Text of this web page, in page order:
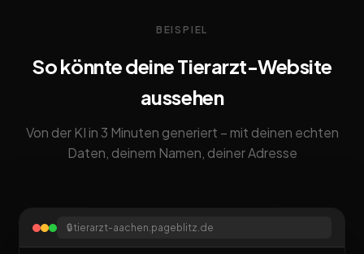
BEISPIEL
So könnte deine Tierarzt-Website
aussehen
Von der KI in 3 Minuten generiert – mit deinen echten
Daten, deinem Namen, deiner Adresse
🔒tierarzt-aachen.pageblitz.de